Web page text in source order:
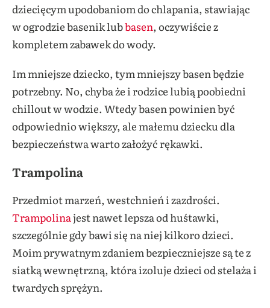
dziecięcym upodobaniom do chlapania, stawiając
w ogrodziebasenik lubbasen, oczywiście z
kompletem zabawek do wody.
Im mniejsze dziecko, tym mniejszybasenbędzie
potrzebny. No, chyba że i rodzice lubią poobiedni
chillout w wodzie. Wtedybasenpowinien być
odpowiednio większy, ale małemu dziecku dla
bezpieczeństwa warto założyć rękawki.
Trampolina
Przedmiot marzeń, westchnień i zazdrości.
Trampolinajest nawet lepsza od huśtawki,
szczególnie gdy bawi się na niej kilkoro dzieci.
Moim prywatnym zdaniem bezpieczniejsze są te z
siatką wewnętrzną, która izoluje dzieci od stelaża i
twardych sprężyn.